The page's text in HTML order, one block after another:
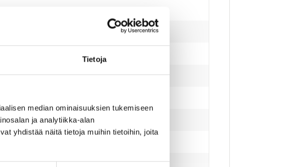
Tietoja
median ominaisuuksien tukemiseen
ja analytiikka-alan
yhdistää näitä tietoja muihin tietoihin, joita
tai maaliruiskulla.